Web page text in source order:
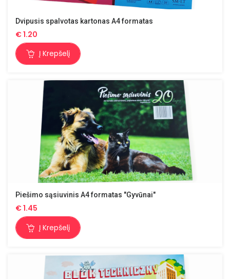
Dvipusis spalvotas kartonas A4 formatas
€1.20
Į Krepšelį
Piešimo sąsiuvinis A4 formatas "Gyvūnai"
€1.45
Į Krepšelį